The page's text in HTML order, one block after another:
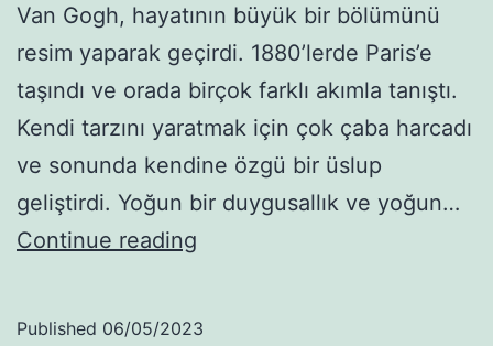
Van Gogh, hayatının büyük bir bölümünü
resim yaparak geçirdi. 1880’lerde Paris’e
taşındı ve orada birçok farklı akımla tanıştı.
Kendi tarzını yaratmak için çok çaba harcadı
ve sonunda kendine özgü bir üslup
geliştirdi. Yoğun bir duygusallık ve yoğun…
Continue reading
Published 06/05/2023